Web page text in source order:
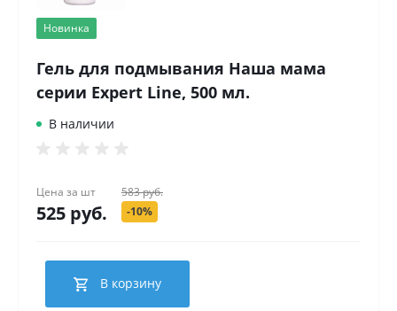
Новинка
Гель для подмывания Наша мама
серии Expert Line, 500 мл.
В наличии
Цена за шт
525 руб.
583 руб.
-10%
В корзину